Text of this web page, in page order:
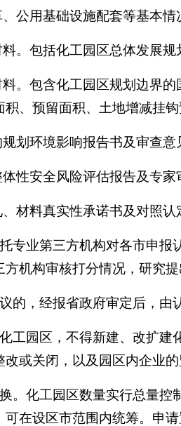
公用基础设施配套等基本情
。包括化工园区总体发展
。包含化工园区规划边界
积、预留面积、土地增减挂
划环境影响报告书及审查
性安全风险评估报告及专家
材料真实性承诺书及对照
专业第三方机构对各市申报
机构审核打分情况，研究
的，经报省政府审定后，由
工园区，不得新建、改扩建
改或关闭，以及园区内企业
。化工园区数量实行总量控
可在设区市范围内统筹。申